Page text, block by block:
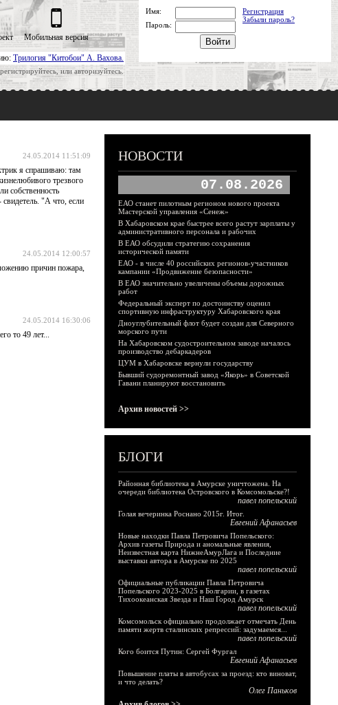
Трилогия "Китобои" А. Вахова.
или авторизуйтесь.
Мобильная версия
Имя:
Регистрация
Забыли пароль?
Пароль:
24.05.2014 11:51:09
я спрашиваю: там
трезвого
собственность
"А что, если
24.05.2014 12:00:57
причин пожара,
24.05.2014 16:30:06
то 49 лет...
НОВОСТИ
07.08.2026
ЕАО станет пилотным регионом нового проекта
Мастерской управления «Сенеж»
В Хабаровском крае быстрее всего растут зарплаты у
административного персонала и рабочих
В ЕАО обсудили стратегию сохранения
исторической памяти
ЕАО - в числе 40 российских регионов-участников
кампании «Продвижение безопасности»
В ЕАО значительно увеличены объемы дорожных
работ
Федеральный эксперт по достоинству оценил
спортивную инфраструктуру Хабаровского края
Дноуглубительный флот будет создан для Северного
морского пути
На Хабаровском судостроительном заводе началось
производство дебаркадеров
ЦУМ в Хабаровске вернули государству
Бывший судоремонтный завод «Якорь» в Советской
Гавани планируют восстановить
Архив новостей >>
БЛОГИ
Районная библиотека в Амурске уничтожена. На
очереди библиотека Островского в Комсомольске?!
павел попельский
Голая вечеринка Роснано 2015г. Итог.
Евгений Афанасьев
Новые находки Павла Петровича Попельского:
Архив газеты Природа и аномальные явления,
Неизвестная карта НижнеАмурЛага и Последние
выставки автора в Амурске по 2025
павел попельский
Официальные публикации Павла Петровича
Попельского 2023-2025 в Болгарии, в газетах
Тихоокеанская Звезда и Наш Город Амурск
павел попельский
Комсомольск официально продолжает отмечать День
памяти жертв сталинских репрессий: задумаемся...
павел попельский
Кого боится Путин: Сергей Фургал
Евгений Афанасьев
Повышение платы в автобусах за проезд: кто виноват,
и что делать?
Олег Паньков